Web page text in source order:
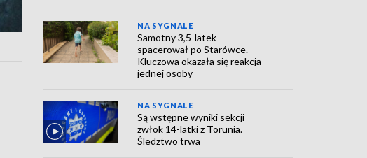
NA SYGNALE
Samotny 3,5-latek
spacerował po Starówce.
Kluczowa okazała się reakcja
jednej osoby
NA SYGNALE
Są wstępne wyniki sekcji
zwłok 14-latki z Torunia.
Śledztwo trwa